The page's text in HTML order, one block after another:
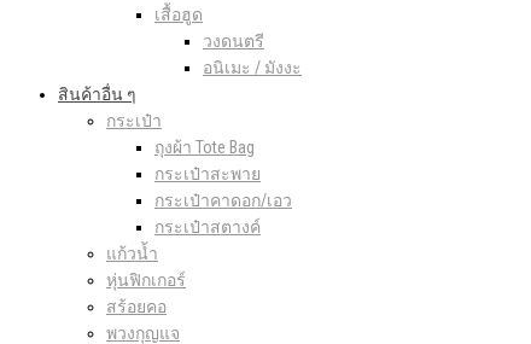
เสื้อฮูด
วงดนตรี
อนิเมะ / มังงะ
สินค้าอื่น ๆ
กระเป๋า
ถุงผ้า Tote Bag
กระเป๋าสะพาย
กระเป๋าคาดอก/เอว
กระเป๋าสตางค์
แก้วน้ำ
หุ่นฟิกเกอร์
สร้อยคอ
พวงกุญแจ